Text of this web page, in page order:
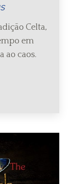
Celta,
em
ao caos.